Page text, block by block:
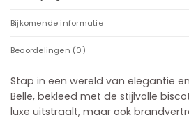
Bijkomende informatie
Beoordelingen (0)
Stap in een wereld van elegantie
Belle, bekleed met de stijlvolle
luxe uitstraalt, maar ook